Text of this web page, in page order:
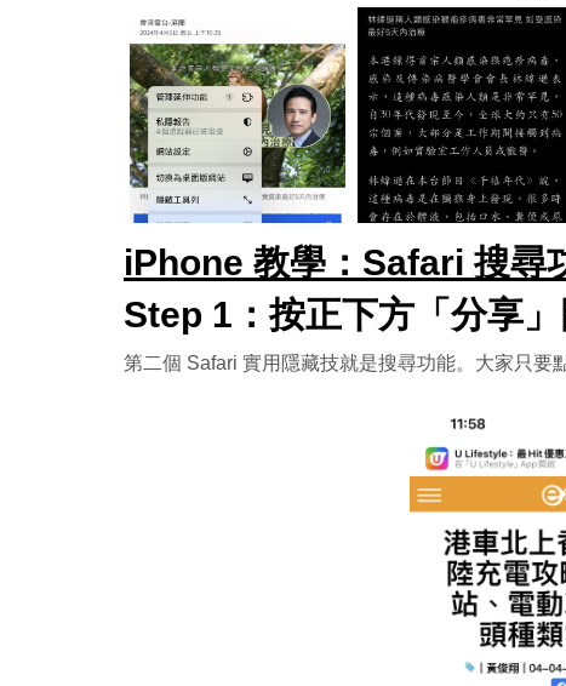
iPhone 教學：Safari 搜尋
Step 1：按正下方「分享
第二個 Safari 實用隱藏技就是搜尋功能。大家只要